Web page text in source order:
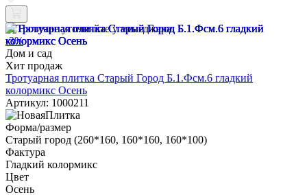
Наличие уточняйте у менеджера
-3%
Дом и сад
Хит продаж
Тротуарная плитка Старый Город Б.1.Фсм.6 гладкий
колормикс Осень
Артикул: 1000211
Форма/размер
Старый город (260*160, 160*160, 160*100)
Фактура
Гладкий колормикс
Цвет
Осень